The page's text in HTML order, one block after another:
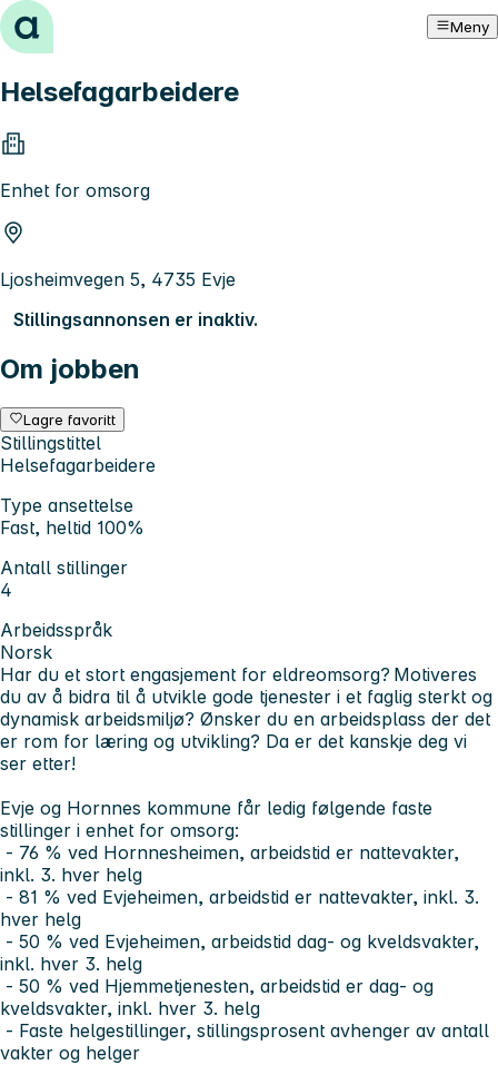
Hopp til innhold Meny
Helsefagarbeidere
Enhet for omsorg
Ljosheimvegen 5, 4735 Evje
Stillingsannonsen er inaktiv.
Om jobben
Lagre favoritt
Stillingstittel
Helsefagarbeidere
Type ansettelse
Fast, heltid 100%
Antall stillinger
4
Arbeidsspråk
Norsk
Har du et stort engasjement for eldreomsorg? Motiveres
du av å bidra til å utvikle gode tjenester i et faglig sterkt og
dynamisk arbeidsmiljø? Ønsker du en arbeidsplass der det
er rom for læring og utvikling? Da er det kanskje deg vi
ser etter!
Evje og Hornnes kommune får ledig følgende faste
stillinger i enhet for omsorg:
- 76 % ved Hornnesheimen, arbeidstid er nattevakter,
inkl. 3. hver helg
- 81 % ved Evjeheimen, arbeidstid er nattevakter, inkl. 3.
hver helg
- 50 % ved Evjeheimen, arbeidstid dag- og kveldsvakter,
inkl. hver 3. helg
- 50 % ved Hjemmetjenesten, arbeidstid er dag- og
kveldsvakter, inkl. hver 3. helg
- Faste helgestillinger, stillingsprosent avhenger av antall
vakter og helger